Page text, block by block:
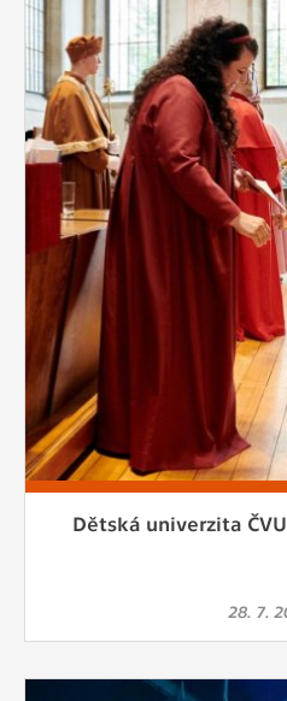
Vašich preferencí.
cookies systémů třetích
s analýzou uživatelského
pomáhají.
OSTATNÍ
Cookies, které aplikace
Naším cílem je, aby tato
zůstala prázdná a
přiřazeny do některé z
uvedených výše.
Dětská univerzita
28. 7.